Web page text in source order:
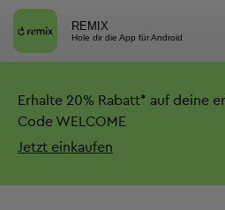
REMIX
Hole dir die App für Android
Erhalte 20% Rabatt* auf deine
Code WELCOME
Jetzt einkaufen